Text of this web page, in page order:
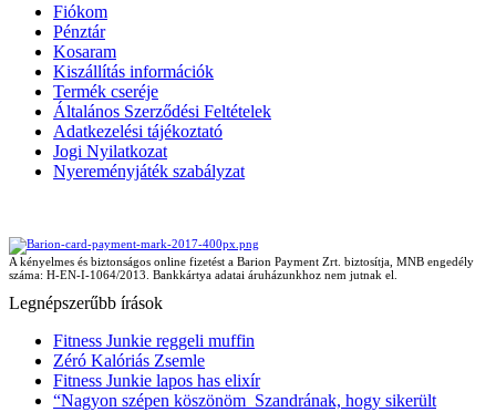
Fiókom
Pénztár
Kosaram
Kiszállítás információk
Termék cseréje
Általános Szerződési Feltételek
Adatkezelési tájékoztató
Jogi Nyilatkozat
Nyereményjáték szabályzat
A kényelmes és biztonságos online fizetést a Barion Payment Zrt. biztosítja, MNB engedély
száma: H-EN-I-1064/2013. Bankkártya adatai áruházunkhoz nem jutnak el.
Legnépszerűbb írások
Fitness Junkie reggeli muffin
Zéró Kalóriás Zsemle
Fitness Junkie lapos has elixír
“Nagyon szépen köszönöm Szandrának, hogy sikerült